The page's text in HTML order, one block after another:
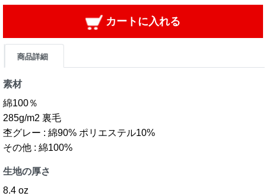
カートに入れる
商品詳細
素材
綿100％
285g/m2 裏毛
杢グレー : 綿90% ポリエステル10%
その他 : 綿100%
生地の厚さ
8.4 oz